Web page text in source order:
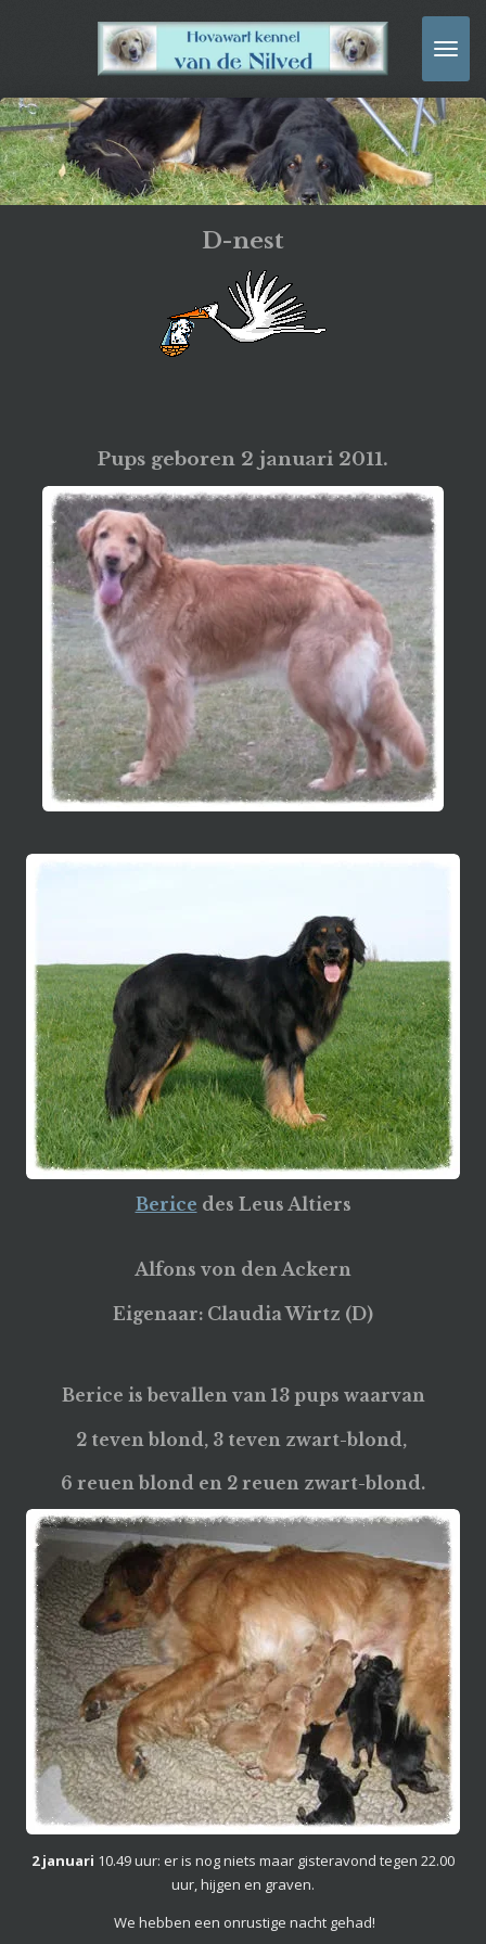
hoofdinhoud
D-nest
Pups geboren 2 januari 2011.
Berice des Leus Altiers
Alfons von den Ackern
Eigenaar: Claudia Wirtz (D)
Berice is bevallen van 13 pups waarvan
2 teven blond, 3 teven zwart-blond,
6 reuen blond en 2 reuen zwart-blond.
2 januari 10.49 uur: er is nog niets maar gisteravond tegen 22.00
uur, hijgen en graven.
We hebben een onrustige nacht gehad!